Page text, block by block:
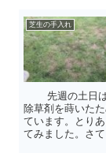
芝生の手入れ
先週の土日は
除草剤を蒔いた
ています。とり
てみました。さ